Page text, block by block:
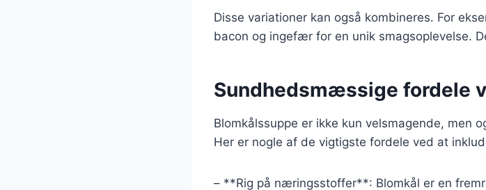
Disse variationer kan også kombineres. For
bacon og ingefær for en unik smagsoplevelse.
Sundhedsmæssige fordele
Blomkålssuppe er ikke kun velsmagende, men
Her er nogle af de vigtigste fordele ved at
– **Rig på næringsstoffer**: Blomkål er en